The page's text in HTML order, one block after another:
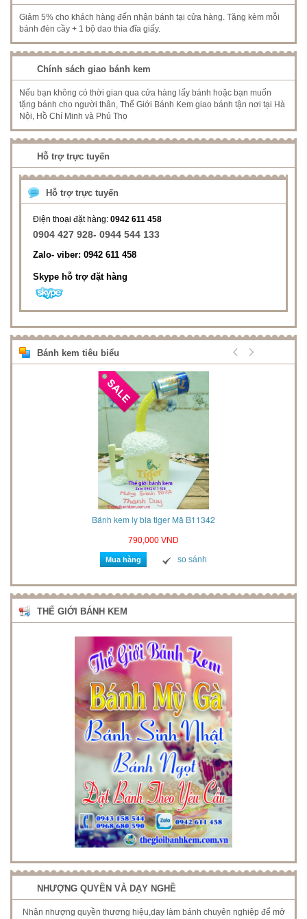
Giảm 5% cho khách hàng đến nhận bánh tại cửa hàng. Tặng kèm mỗi
bánh đèn cầy + 1 bộ dao thìa đĩa giấy.
Chính sách giao bánh kem
Nếu bạn không có thời gian qua cửa hàng lấy bánh hoặc bạn muốn
tặng bánh cho người thân, Thế Giới Bánh Kem giao bánh tận nơi tại Hà
Nội, Hồ Chí Minh và Phú Thọ
Hỗ trợ trực tuyến
Hỗ trợ trực tuyến
Điện thoại đặt hàng: 0942 611 458
0904 427 928- 0944 544 133
Zalo- viber: 0942 611 458
Skype hỗ trợ đặt hàng
Bánh kem tiêu biểu
Bánh kem ly bia tiger Mã B11342
790,000 VND
Mua hàng so sánh
THẾ GIỚI BÁNH KEM
NHƯỢNG QUYỀN VÀ DẠY NGHỀ
Nhận nhượng quyền thương hiệu,dạy làm bánh chuyên nghiệp để mở